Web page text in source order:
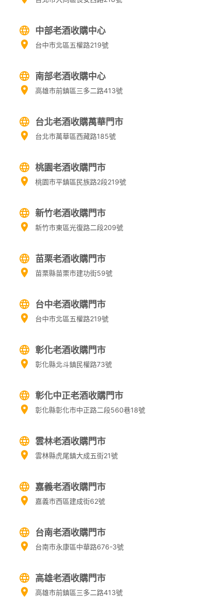
中部老酒收購中心
台中市北區五權路219號
南部老酒收購中心
高雄市前鎮區三多二路413號
台北老酒收購萬華門市
台北市萬華區西藏路185號
桃園老酒收購門市
桃園市平鎮區民族路2段219號
新竹老酒收購門市
新竹市東區光復路二段209號
苗栗老酒收購門市
苗栗縣苗栗市建功街59號
台中老酒收購門市
台中市北區五權路219號
彰化老酒收購門市
彰化縣北斗鎮民權路73號
彰化中正老酒收購門市
彰化縣彰化市中正路二段560巷18號
雲林老酒收購門市
雲林縣虎尾鎮大成五街21號
嘉義老酒收購門市
嘉義市西區建成街62號
台南老酒收購門市
台南市永康區中華路676-3號
高雄老酒收購門市
高雄市前鎮區三多二路413號